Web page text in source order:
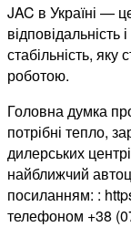
JAC в Україні —
відповідальність
стабільність,
роботою.
Головна думка
потрібні тепло,
дилерських
найближчий
посиланням: :
телефоном +38